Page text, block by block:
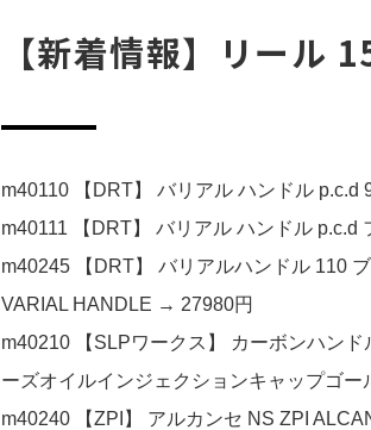
【新着情報】リール
m40110 【DRT】 バリアル ハンドル
m40111 【DRT】 バリアル ハンドル
m40245 【DRT】 バリアルハンドル 110
VARIAL HANDLE → 27980円
m40210 【SLPワークス】 カーボンハン
ーズオイルインジェクションキャップゴ
m40240 【ZPI】 アルカンセ NS ZPI